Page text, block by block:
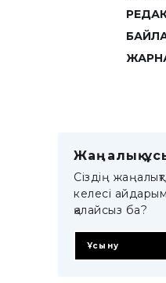
Жаңалық
Сіздің
келесі
қалайсыз ба?
Ұсыну